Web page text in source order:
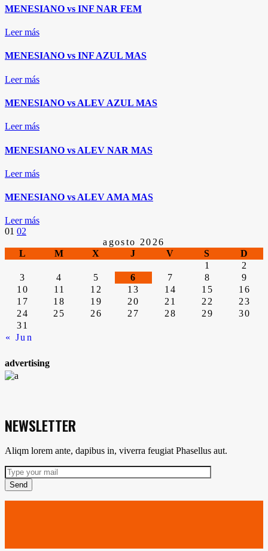
MENESIANO vs INF NAR FEM
Leer más
MENESIANO vs INF AZUL MAS
Leer más
MENESIANO vs ALEV AZUL MAS
Leer más
MENESIANO vs ALEV NAR MAS
Leer más
MENESIANO vs ALEV AMA MAS
Leer más
Paginación
de
entradas
01 02
agosto 2026
L
M X J V S D
« Jun
1
2
3
4 5 6 7 8
9
10
11 12 13 14 15
16
17
18 19 20 21 22
23
24
25 26 27 28 29
30
31
advertising
NEWSLETTER
Aliqm lorem ante, dapibus in, viverra feugiat Phasellus aut.
Send